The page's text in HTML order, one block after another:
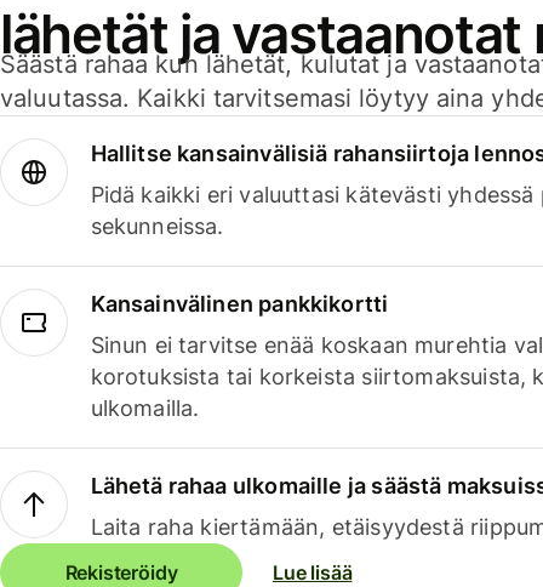
lähetät ja vastaanotat
Säästä rahaa kun lähetät, kulutat ja
valuutassa. Kaikki tarvitsemasi löytyy aina
Hallitse kansainvälisiä rahansiirtoja
Pidä kaikki eri valuuttasi kätevästi yhdessä
sekunneissa.
Kansainvälinen pankkikortti
Sinun ei tarvitse enää koskaan murehtia
korotuksista tai korkeista siirtomaksuista,
ulkomailla.
Lähetä rahaa ulkomaille ja säästä
Laita raha kiertämään, etäisyydestä
Rekisteröidy Lue lisää